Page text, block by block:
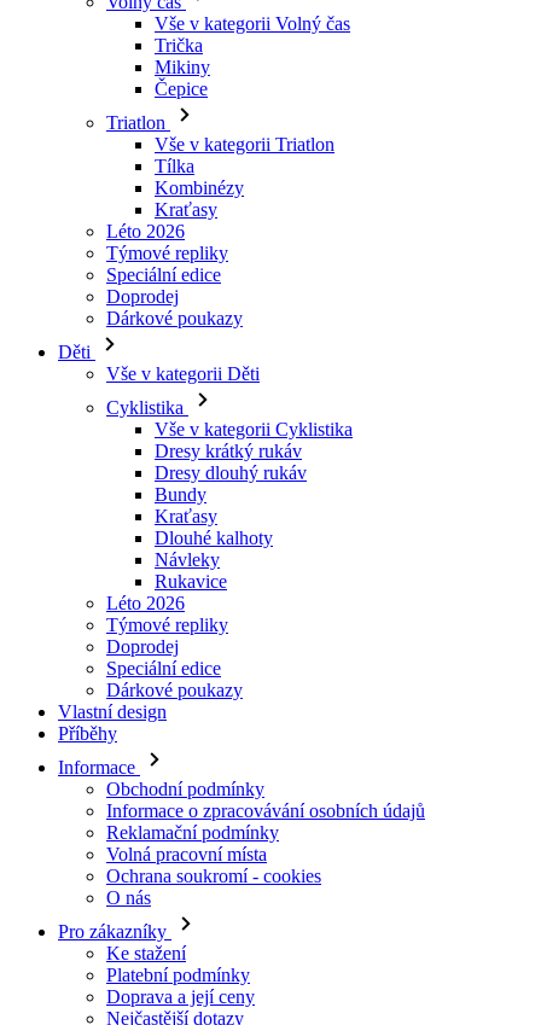
Triatlon
Vše v kategorii Triatlon
Tílka
Kombinézy
Kraťasy
Léto 2026
Týmové repliky
Speciální edice
Doprodej
Dárkové poukazy
Děti
Vše v kategorii Děti
Cyklistika
Vše v kategorii Cyklistika
Dresy dlouhý rukáv
Bundy
Kraťasy
Dlouhé kalhoty
Návleky
Rukavice
Léto 2026
Týmové repliky
Doprodej
Speciální edice
Dárkové poukazy
Vlastní design
Příběhy
Informace
Obchodní podmínky
Informace o zpracovávání osobních údajů
Reklamační podmínky
Volná pracovní místa
Ochrana soukromí - cookies
O nás
Pro zákazníky
Ke stažení
Platební podmínky
Doprava a její ceny
Nejčastější dotazy
Velikostní tabulky
Kontakty
Vrácení zboží
Přihlásit se